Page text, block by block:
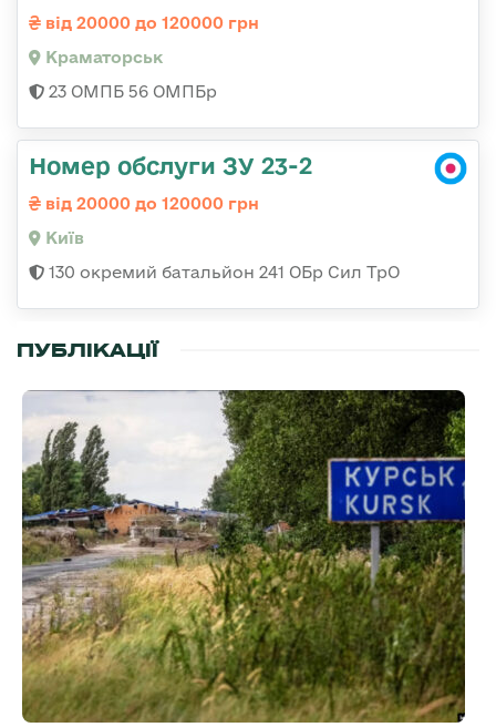
від 20000 до 120000 грн
Краматорськ
23 ОМПБ 56 ОМПБр
Номер обслуги ЗУ 23-2
від 20000 до 120000 грн
Київ
130 окремий батальйон 241 ОБр Сил ТрО
ПУБЛІКАЦІЇ